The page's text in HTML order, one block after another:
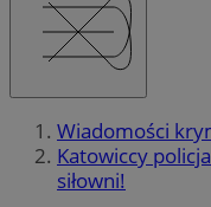
Wiadomości
Katowiccy
siłowni!